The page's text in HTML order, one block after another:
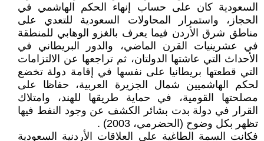
السعودية كان على حساب إنهاء الحكم الهاشمي في
الحجاز، واستمرار المحاولات السعودية للتعدي على
مناطق شرق الأردن فيما يعرف بالغزو الوهابي للمنطقة
في عشرينيات القرن الماضي، والدور البريطاني في
الأحداث التي عاشتها الدولتان، ثم تراجعها عن الالتزامات
التي قطعتها بريطانيا على نفسها في إقامة دولة تخضع
لحكم الهاشميين شمال الجزيرة العربية، حفاظا على
مصلحتها القومية، في حماية طريقها للهند، وامتلاك
القرار في دولة بدت بشائر الكشف عن وجود النفط فيها
تظهر بكل وضوح (الحضرمي، 2003) .
فكانت السمة الطاغية على العلاقات الأردنية السعودية